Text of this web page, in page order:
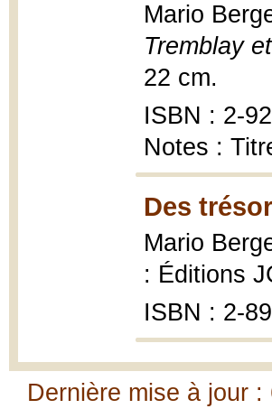
Mario
Tremblay
22 cm.
ISBN : 2-
Notes :
Des
Mario
: Éditions
ISBN : 2-
Dernière mise à jour :